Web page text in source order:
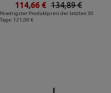
Niedrigster Produktpreis der letzten 30
Tage: 121,00 €
134,89 €
114,66 €